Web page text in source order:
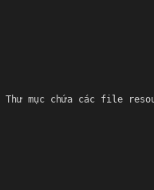
chứa các file